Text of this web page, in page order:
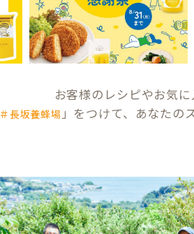
お客様のレシピやお気
＃長坂養蜂場 」をつけて、あなたの